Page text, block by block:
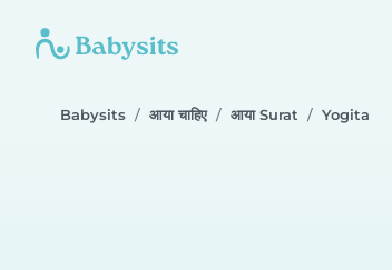
Babysits आया चाहिए आया Surat Yogita